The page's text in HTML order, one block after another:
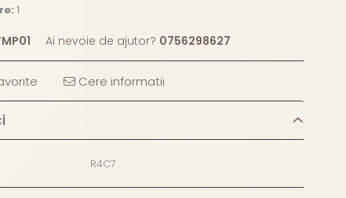
1
Ai nevoie de ajutor? 0756298627
Cere informatii
R4C7